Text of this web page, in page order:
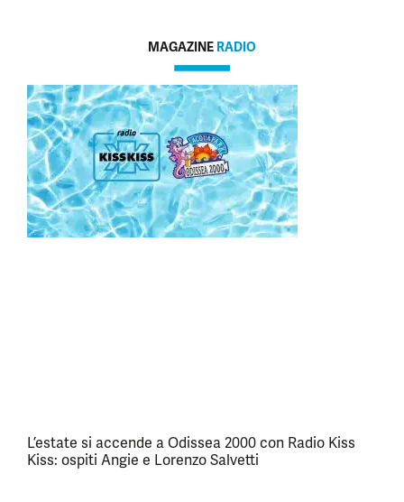
MAGAZINE RADIO
L’estate si accende a Odissea 2000 con Radio Kiss
Kiss: ospiti Angie e Lorenzo Salvetti